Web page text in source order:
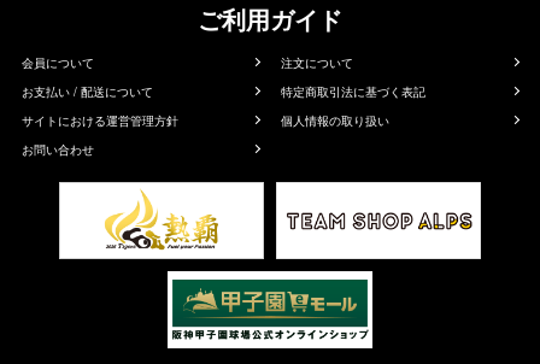
ご利用ガイド
会員について
注文について
お支払い / 配送について
特定商取引法に基づく表記
サイトにおける運営管理方針
個人情報の取り扱い
お問い合わせ